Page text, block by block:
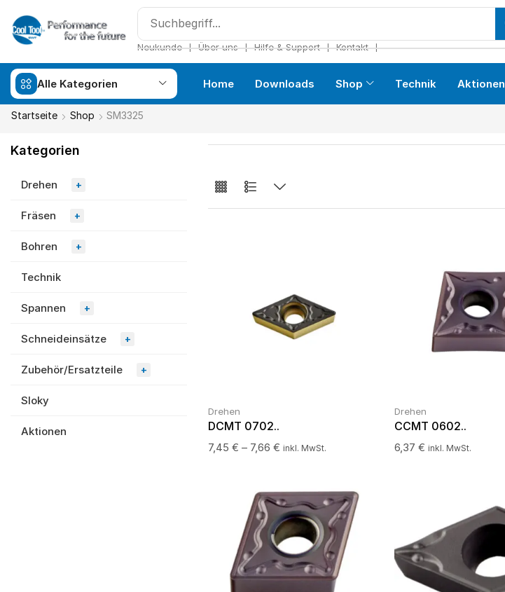
Neukunde ❘ Über uns ❘ Hilfe & Support ❘ Kontakt ❘
Alle Kategorien Home Downloads Shop Technik Aktionen
Startseite Shop SM3325
Kategorien
Drehen +
Fräsen +
Bohren +
Technik
Spannen +
Schneideinsätze +
Zubehör/Ersatzteile +
Sloky
Aktionen
Drehen
DCMT 0702..
7,45€ – 7,66€ inkl. MwSt.
Drehen
CCMT 0602..
6,37 € inkl. MwSt.